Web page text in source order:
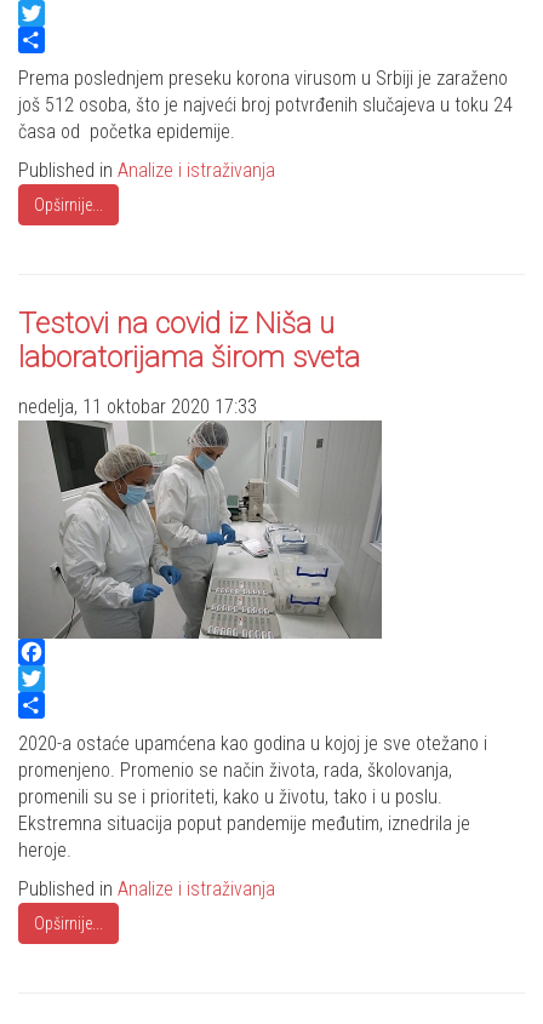
Facebook
Twitter
Share
Prema poslednjem preseku korona virusom u Srbiji je zaraženo
još 512 osoba, što je najveći broj potvrđenih slučajeva u toku 24
časa od početka epidemije.
Published in Analize i istraživanja
Opširnije...
Testovi na covid iz Niša u
laboratorijama širom sveta
nedelja, 11 oktobar 2020 17:33
Facebook
Twitter
Share
2020-a ostaće upamćena kao godina u kojoj je sve otežano i
promenjeno. Promenio se način života, rada, školovanja,
promenili su se i prioriteti, kako u životu, tako i u poslu.
Ekstremna situacija poput pandemije međutim, iznedrila je
heroje.
Published in Analize i istraživanja
Opširnije...